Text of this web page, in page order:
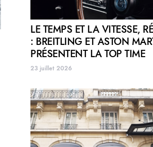
LE TEMPS ET LA VITESSE,
: BREITLING ET ASTON
PRÉSENTENT LA TOP TIME
23 juillet 2026